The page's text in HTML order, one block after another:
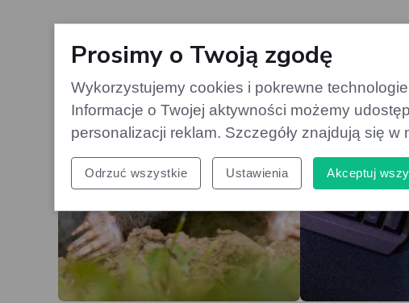
Prosimy o Twoją zgodę
Wykorzystujemy cookies i pokrewne
Informacje o Twojej aktywności możemy
personalizacji reklam. Szczegóły znajdują się w
Odrzuć wszystkie Ustawienia Akceptuj